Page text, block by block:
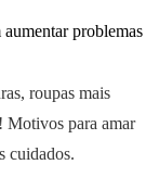
roupas mais
Motivos para amar
cuidados.